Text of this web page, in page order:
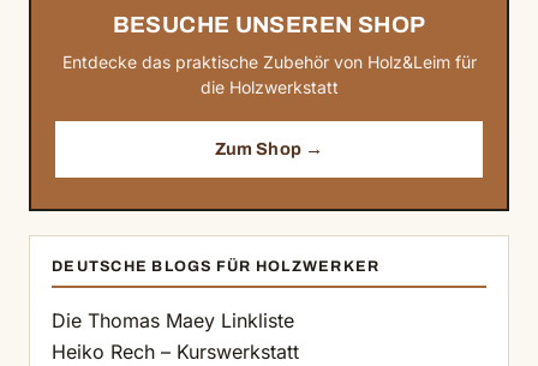
BESUCHE UNSEREN SHOP
Entdecke das praktische Zubehör von Holz&Leim für
die Holzwerkstatt
Zum Shop →
DEUTSCHE BLOGS FÜR HOLZWERKER
Die Thomas Maey Linkliste
Heiko Rech – Kurswerkstatt